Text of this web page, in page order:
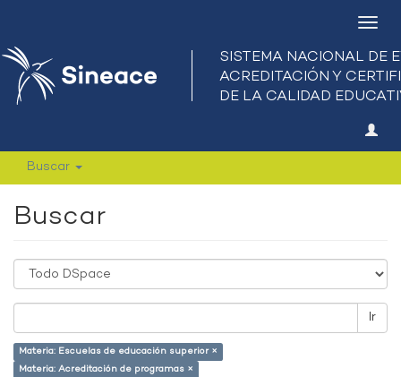
Buscar
Buscar
Ir
Materia: Escuelas de educación superior ×
Materia: Acreditación de programas ×